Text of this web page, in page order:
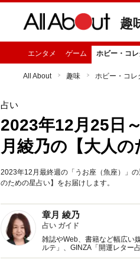
趣
エンタメ ゲーム ホビー・コ
All About 趣味 ホビー・コレ
占い
2023年12月25日
月綾乃の【大人の
2023年12月最終週の「うお座（魚座）」
のための星占い】をお届けします。
章月 綾乃
占い ガイド
雑誌やWeb、書籍など幅広い
ルテ」、GINZA「開運レター
い、しぐさや言葉グセの研究